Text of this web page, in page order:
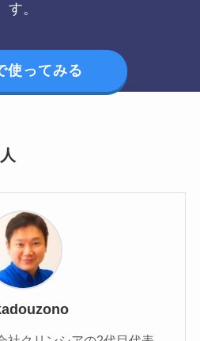
す。
使ってみる